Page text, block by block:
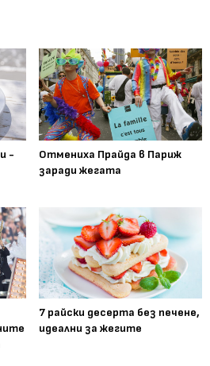
-
Отмениха Прайда в Париж
заради жегата
7 райски десерта без печене,
идеални за жегите